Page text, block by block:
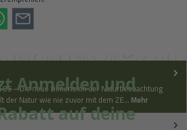
85 – Die neue Dimension der Naturbeobachtung
der Natur wie nie zuvor mit dem ZE… Mehr
Anmelden und
auf deine